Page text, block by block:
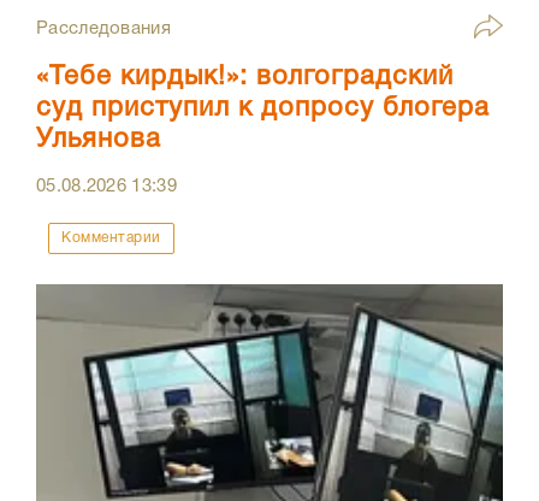
Расследования
«Тебе кирдык!»: волгоградский
суд приступил к допросу блогера
Ульянова
05.08.2026 13:39
Комментарии